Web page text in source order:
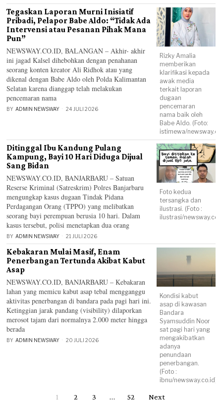
Rizky Amalia
memberikan
klarifikasi kepada
awak media
terkait laporan
dugaan
pencemaran
nama baik oleh
Babe Aldo. (Foto:
istimewa/
Tegaskan Laporan Murni Inisiatif
Pribadi, Pelapor Babe Aldo: “Tidak Ada
Intervensi atau Pesanan Pihak Mana
Pun”
NEWSWAY.CO.ID, BALANGAN – Akhir- akhir
ini jagad Kalsel dihebohkan dengan penahanan
seorang konten kreator Ali Ridhok atau yang
dikenal dengan Babe Aldo oleh Polda Kalimantan
Selatan karena dianggap telah melakukan
pencemaran nama
BY ADMIN NEWSWAY 24 JULI 2026
Foto kedua
tersangka dan
ilustrasi. (Foto :
ilustrasi/
Ditinggal Ibu Kandung Pulang
Kampung, Bayi 10 Hari Diduga Dijual
Sang Bidan
NEWSWAY.CO.ID, BANJARBARU – Satuan
Reserse Kriminal (Satreskrim) Polres Banjarbaru
mengungkap kasus dugaan Tindak Pidana
Perdagangan Orang (TPPO) yang melibatkan
seorang bayi perempuan berusia 10 hari. Dalam
kasus tersebut, polisi menetapkan dua orang
BY ADMIN NEWSWAY 21 JULI 2026
Kondisi kabut
asap di kawasan
Bandara
Syamsuddin Noor
sat pagi hari yang
mengakibatkan
adanya
penundaan
penerbangan.
(Foto :
ibnu/newsway.co.id)
Kebakaran Mulai Masif, Enam
Penerbangan Tertunda Akibat Kabut
Asap
NEWSWAY.CO.ID, BANJARBARU – Kebakaran
lahan yang memicu kabut asap tebal mengganggu
aktivitas penerbangan di bandara pada pagi hari ini.
Ketinggian jarak pandang (visibility) dilaporkan
merosot tajam dari normalnya 2.000 meter hingga
berada
BY ADMIN NEWSWAY 20 JULI 2026
1 2 3 … 52 Next